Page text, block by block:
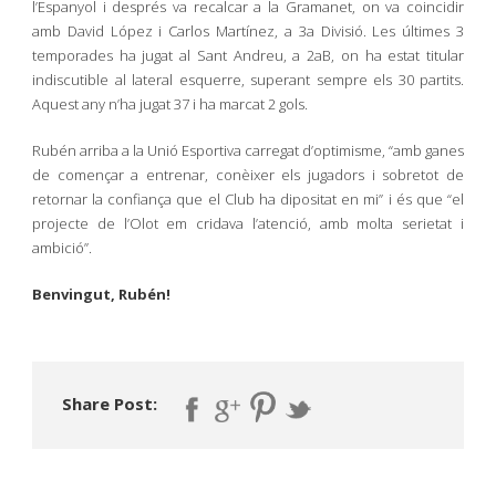
l’Espanyol i després va recalcar a la Gramanet, on va coincidir
amb David López i Carlos Martínez, a 3a Divisió. Les últimes 3
temporades ha jugat al Sant Andreu, a 2aB, on ha estat titular
indiscutible al lateral esquerre, superant sempre els 30 partits.
Aquest any n’ha jugat 37 i ha marcat 2 gols.
Rubén arriba a la Unió Esportiva carregat d’optimisme, “amb ganes
de començar a entrenar, conèixer els jugadors i sobretot de
retornar la confiança que el Club ha dipositat en mi” i és que “el
projecte de l’Olot em cridava l’atenció, amb molta serietat i
ambició”.
Benvingut, Rubén!
Share Post: